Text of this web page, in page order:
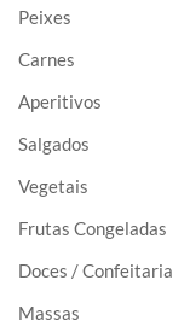
Peixes
Carnes
Aperitivos
Salgados
Vegetais
Frutas Congeladas
Doces / Confeitaria
Massas